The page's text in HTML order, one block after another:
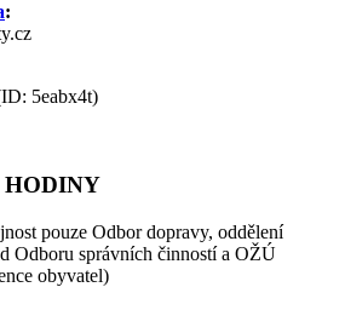
:
5eabx4t)
HODINY
pouze Odbor dopravy, oddělení
Odboru správních činností a OŽÚ
obyvatel)